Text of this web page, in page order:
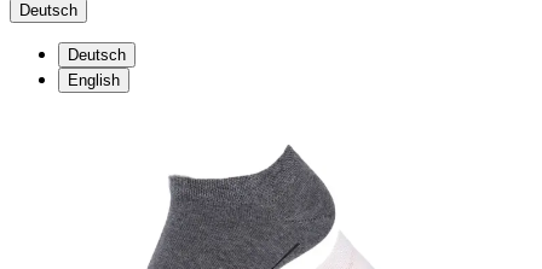
Deutsch
Deutsch
English